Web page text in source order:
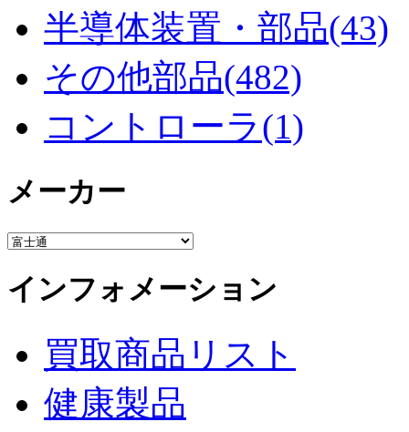
半導体装置・部品(43)
その他部品(482)
コントローラ(1)
メーカー
インフォメーション
買取商品リスト
健康製品